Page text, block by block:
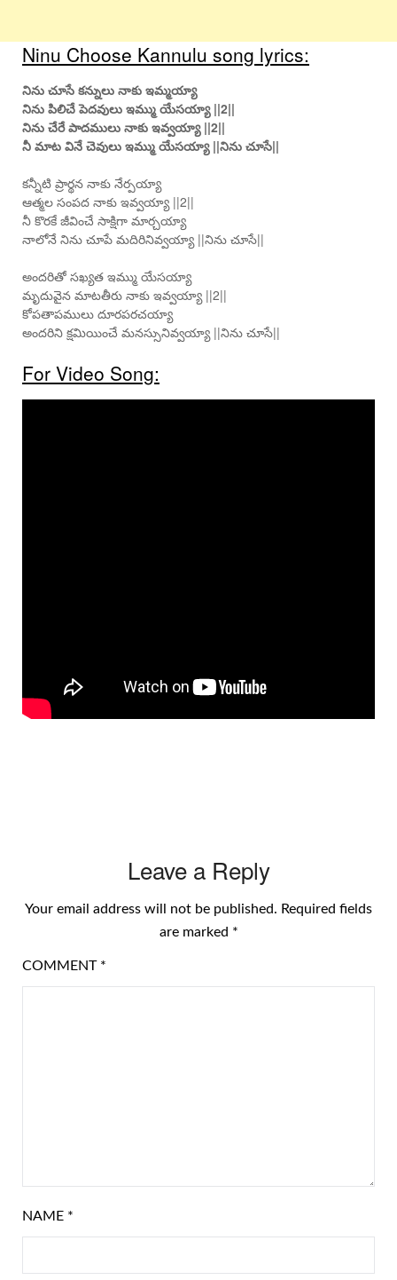
Ninu Choose Kannulu song lyrics:
నిను చూసే కన్నులు నాకు ఇమ్మయ్యా
నిను పిలిచే పెదవులు ఇమ్ము యేసయ్యా ||2||
నిను చేరే పాదములు నాకు ఇవ్వయ్యా ||2||
నీ మాట వినే చెవులు ఇమ్ము యేసయ్యా ||నిను చూసే||
కన్నీటి ప్రార్థన నాకు నేర్పయ్యా
ఆత్మల సంపద నాకు ఇవ్వయ్యా ||2||
నీ కొరకే జీవించే సాక్షిగా మార్చయ్యా
నాలోనే నిను చూపే మదిరినివ్వయ్యా ||నిను చూసే||
అందరితో సఖ్యత ఇమ్ము యేసయ్యా
మృదువైన మాటతీరు నాకు ఇవ్వయ్యా ||2||
కోపతాపములు దూరపరచయ్యా
అందరిని క్షమియించే మనస్సునివ్వయ్యా ||నిను చూసే||
For Video Song:
Leave a Reply
Your email address will not be published. Required fields
are marked *
COMMENT *
NAME *